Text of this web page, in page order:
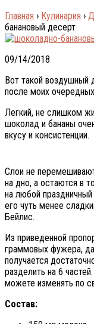
Главная › Кулинария ›
банановый десерт
09/14/2018
Вот такой воздушный
после моих
Легкий, не слишком
шоколад и бананы
вкусу и консистенции.
Слои не
на дно, а остаются в
на любой
его чуть менее
Бейлис.
Из приведенной
граммовых фужера,
получается
разделить на 6
можете изменять по
Состав: